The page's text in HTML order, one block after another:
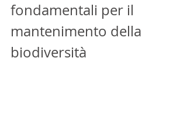
fondamentali per il
mantenimento della
biodiversità